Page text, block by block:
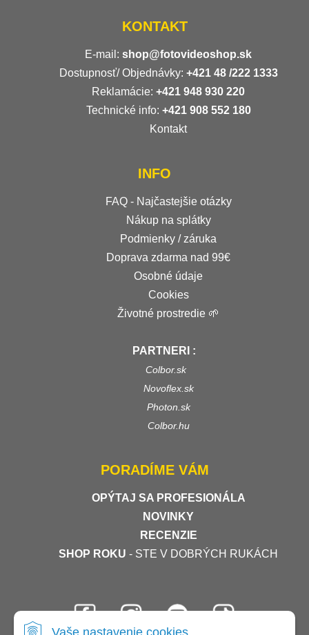
Vaše nastavenie cookies
KONTAKT
E-mail: shop@fotovideoshop.sk
Dostupnosť/ Objednávky: +421 48 /222 1333
Reklamácie: +421 948 930 220
Technické info: +421 908 552 180
Kontakt
INFO
FAQ - Najčastejšie otázky
Nákup na splátky
Podmienky / záruka
Doprava zdarma nad 99€
Osobné údaje
Cookies
Životné prostredie 🌱
PARTNERI :
Colbor.sk
Novoflex.sk
Photon.sk
Colbor.hu
PORADÍME VÁM
OPÝTAJ SA PROFESIONÁLA
NOVINKY
RECENZIE
SHOP ROKU - STE V DOBRÝCH RUKÁCH